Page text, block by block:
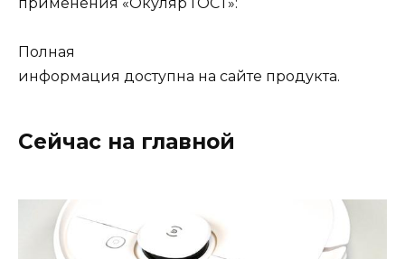
Полная
информация доступна на сайте продукта.
Сейчас на главной